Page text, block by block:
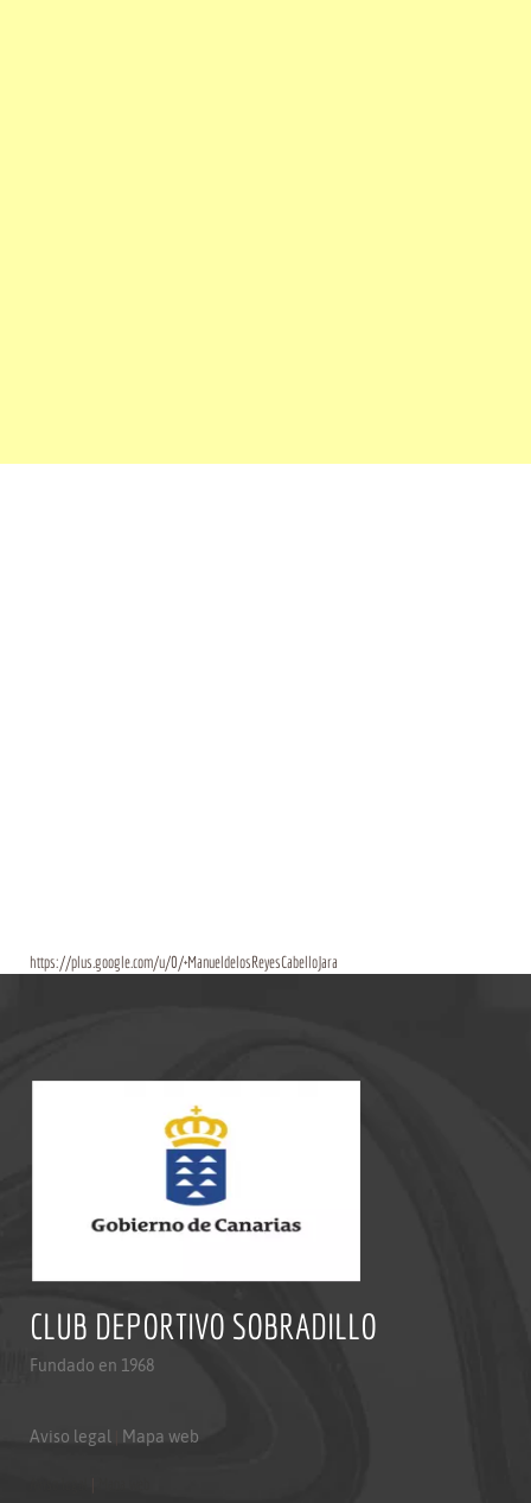
https://plus.google.com/u/0/+ManueldelosReyesCabelloJara
CLUB DEPORTIVO SOBRADILLO
Fundado en 1968
Aviso legal Mapa web